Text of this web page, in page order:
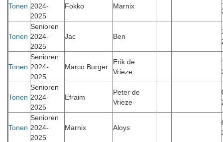
Tonen 2024-
2025
Fokko Marnix
Tonen
Senioren
2024-
2025
Jac Ben
Tonen
Senioren
2024-
2025
Marco Burger
Erik de
Vrieze
Tonen
Senioren
2024-
2025
Efraim
Peter de
Vrieze
Tonen
Senioren
2024-
2025
Marnix Aloys